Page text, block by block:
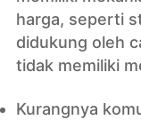
harga, seperti
didukung oleh
tidak memiliki
Kurangnya